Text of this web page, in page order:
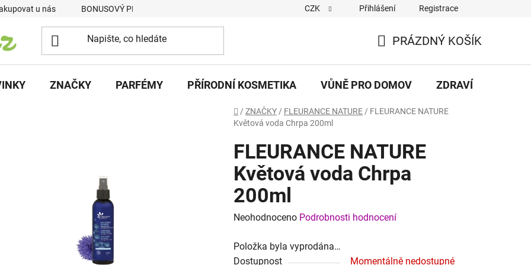
u nás BONUSOVÝ PROGRAM Podmínky vrácení peněz/Reklamační řád Dodací a platební podmínky
CZK Přihlášení Registrace
KOŠÍK
PRÁZDNÝ KOŠÍK
ZNAČKY PARFÉMY PŘÍRODNÍ KOSMETIKA VŮNĚ PRO DOMOV ZDRAVÍ
Domů
/ ZNAČKY / FLEURANCE NATURE / FLEURANCE NATURE
Květová voda Chrpa 200ml
FLEURANCE NATURE
Květová voda Chrpa
200ml
Průměrné
produktu
Neohodnoceno Podrobnosti hodnocení
Položka byla vyprodána…
Dostupnost
Momentálně nedostupné